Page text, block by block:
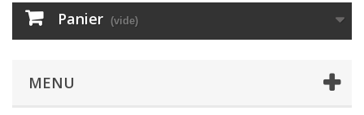
Panier (vide)
MENU